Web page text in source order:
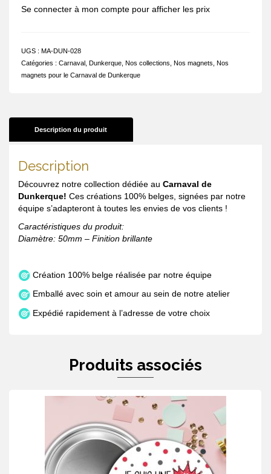
Se connecter à mon compte pour afficher les prix
UGS : MA-DUN-028
Catégories : Carnaval Dunkerque Nos collections Nos magnets Nos
magnets pour le Carnaval de Dunkerque
Description du produit
Description
Découvrez notre collection dédiée au Carnaval de
Dunkerque! Ces créations 100% belges, signées par notre
équipe s’adapteront à toutes les envies de vos clients !
Caractéristiques du produit:
Diamètre: 50mm – Finition brillante
Création 100% belge réalisée par notre équipe
Emballé avec soin et amour au sein de notre atelier
Expédié rapidement à l’adresse de votre choix
Produits associés